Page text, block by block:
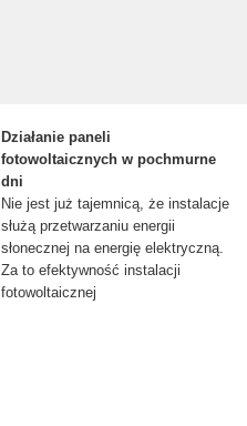
Działanie paneli
fotowoltaicznych w pochmurne
dni
Nie jest już tajemnicą, że instalacje
służą przetwarzaniu energii
słonecznej na energię elektryczną.
Za to efektywność instalacji
fotowoltaicznej